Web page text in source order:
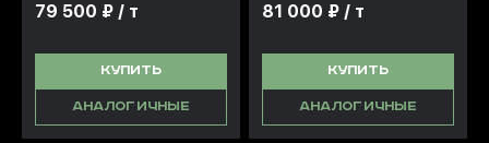
79 500 ₽ / т
КУПИТЬ
АНАЛОГИЧНЫЕ
81 000 ₽ / т
КУПИТЬ
АНАЛОГИЧНЫЕ